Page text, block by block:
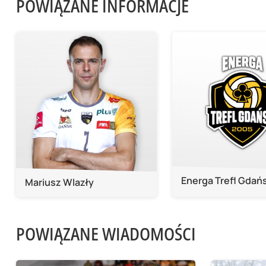
POWIĄZANE INFORMACJE
Mariusz Wlazły Energa Trefl
POWIĄZANE WIADOMOŚCI